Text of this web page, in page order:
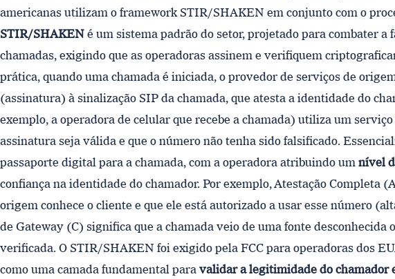
americanas utilizam o framework STIR/SHAKEN em conjunto com o
STIR/SHAKENé um sistema padrão do setor, projetado para combater
chamadas, exigindo que as operadoras assinem e verifiquem
prática, quando uma chamada é iniciada, o provedor de serviços de
(assinatura) à sinalização SIP da chamada, que atesta a identidade do
exemplo, a operadora de celular que recebe a chamada) utiliza um
assinatura seja válida e que o número não tenha sido falsificado.
passaporte digital para a chamada, com a operadora atribuindo umnível
confiança na identidade do chamador. Por exemplo, Atestação Completa
origem conhece o cliente e que ele está autorizado a usar esse número
de Gateway (C) significa que a chamada veio de uma fonte desconhecida
verificada. O STIR/SHAKEN foi exigido pela FCC para operadoras dos
como uma camada fundamental paravalidar a legitimidade do chamador